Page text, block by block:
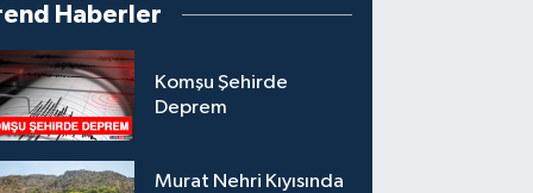
Haberler
Komşu Şehirde
Deprem
Murat Nehri Kıyısında